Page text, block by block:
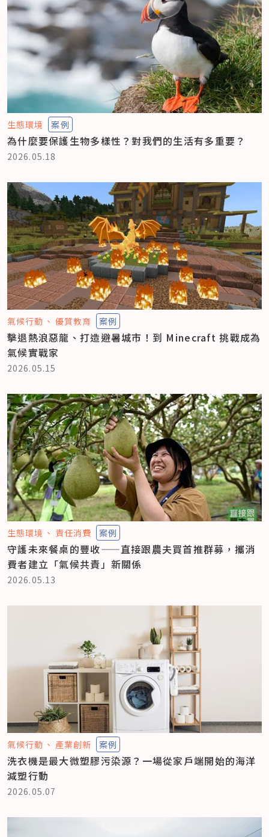
生態環境 案例
為什麼要保護生物多樣性？對我們的生活有多重要？
2026.05.18
氣候行動 優質教育 案例
擊退熱浪惡龍、打造避暑城市！到 Minecraft 挑戰成為
氣候實戰家
2026.05.15
生態環境 責任消費 案例
守護未來餐桌的豐收——直接跟農夫買首推群募，攜消
費者建立「氣候共責」新關係
2026.05.13
氣候行動 產業創新 案例
洗衣機是最大微塑膠污染源？一場從家戶端開始的海洋
減塑行動
2026.05.07